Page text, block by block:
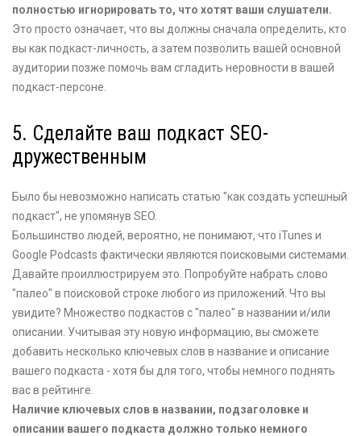
полностью игнорировать то, что хотят ваши слушатели.
Это просто означает, что вы должны сначала определить, кто
вы как подкаст-личность, а затем позволить вашей основной
аудитории позже помочь вам сгладить неровности в вашей
подкаст-персоне.
5. Сделайте ваш подкаст SEO-
дружественным
Было бы невозможно написать статью "как создать успешный
подкаст", не упомянув SEO.
Большинство людей, вероятно, не понимают, что iTunes и
Google Podcasts фактически являются поисковыми системами.
Давайте проиллюстрируем это. Попробуйте набрать слово
"палео" в поисковой строке любого из приложений. Что вы
увидите? Множество подкастов с "палео" в названии и/или
описании. Учитывая эту новую информацию, вы сможете
добавить несколько ключевых слов в название и описание
вашего подкаста - хотя бы для того, чтобы немного поднять
вас в рейтинге.
Наличие ключевых слов в названии, подзаголовке и
описании вашего подкаста должно только немного